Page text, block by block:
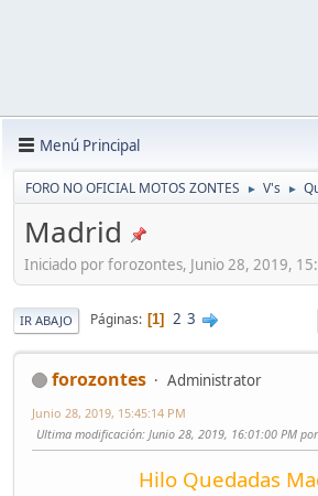
Menú Principal
FORO NO OFICIAL MOTOS ZONTES ► V's ►
Madrid
Iniciado por forozontes, Junio 28, 2019,
IR ABAJO Páginas 1 2 3
forozontes Administrator
Junio 28, 2019, 15:45:14 PM
Ultima modificación: Junio 28, 2019, 16:01:00 PM
Hilo Quedadas